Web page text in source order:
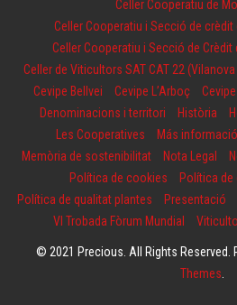
Celler Cooperatiu de
Celler Cooperatiu i Secció de crèdit
Celler Cooperatiu i Secció de Crèdit
Celler de Viticultors SAT CAT 22 (Vilanova
Cevipe Bellvei
Cevipe L’Arboç
Denominacions i territori
Història
Les Cooperatives
Más
Memòria de sostenibilitat
Nota Legal
Política de cookies
Política
Política de qualitat plantes
Presentació
VI Trobada Fòrum Mundial
© 2021 Precious. All Rights Reserved.
Themes